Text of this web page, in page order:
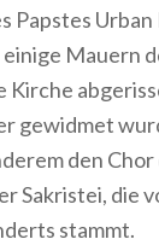
Papstes
Mauern
gewidmet
den Chor
Sakristei, die
stammt.